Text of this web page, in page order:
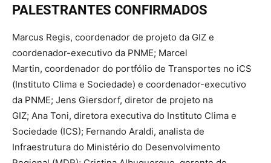
PALESTRANTES CONFIRMADOS
Marcus Regis, coordenador de projeto da GIZ e
coordenador-executivo da PNME; Marcel
Martin, coordenador do portfólio de Transportes no iCS
(Instituto Clima e Sociedade) e coordenador-executivo
da PNME; Jens Giersdorf, diretor de projeto na
GIZ; Ana Toni, diretora executiva do Instituto Clima e
Sociedade (ICS); Fernando Araldi, analista de
Infraestrutura do Ministério do Desenvolvimento